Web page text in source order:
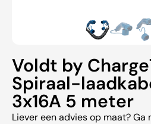
Voldt by
Spiraal-
3x16A 5 meter
Liever een advies op maat? Ga